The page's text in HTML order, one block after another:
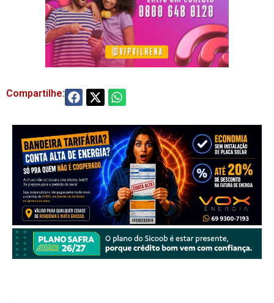
Compartilhe: